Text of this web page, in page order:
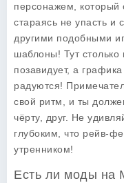
персонажем, который
стараясь не упасть и
другими подобными
шаблоны! Тут
позавидует, а
радуются!
свой ритм, и ты
чёрту, друг. Не
глубоким, что рейв-
утренником!
Есть ли моды на